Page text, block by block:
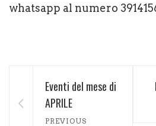
whatsapp al numero
Eventi del mese di
APRILE
PREVIOUS